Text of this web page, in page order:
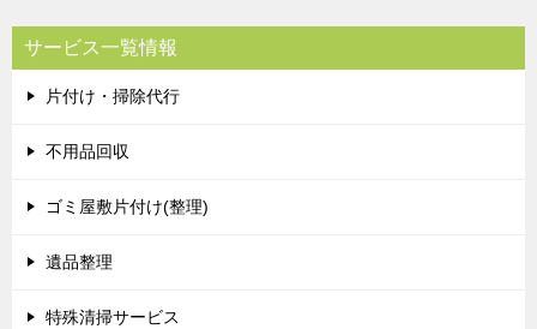
ビ
ゲ
ー
シ
サービス一覧情報
片付け・掃除代行
不用品回収
ゴミ屋敷片付け(整理)
遺品整理
特殊清掃サービス